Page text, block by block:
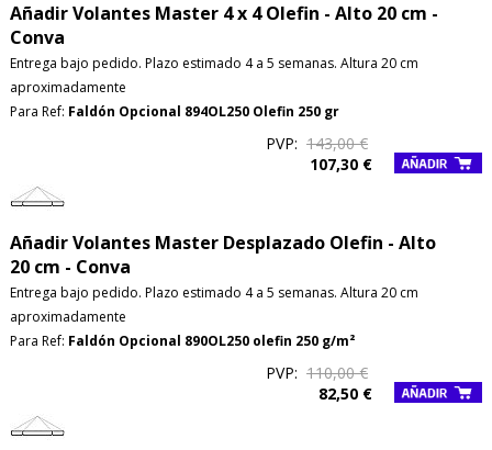
Añadir Volantes Master 4 x 4 Olefin - Alto 20 cm -
Conva
Entrega bajo pedido. Plazo estimado 4 a 5 semanas. Altura 20 cm
aproximadamente
Para Ref: Faldón Opcional 894OL250 Olefin 250 gr
PVP: 143,00 €
107,30 €
Añadir Volantes Master Desplazado Olefin - Alto
20 cm - Conva
Entrega bajo pedido. Plazo estimado 4 a 5 semanas. Altura 20 cm
aproximadamente
Para Ref: Faldón Opcional 890OL250 olefin 250 g/m²
PVP: 110,00 €
82,50 €